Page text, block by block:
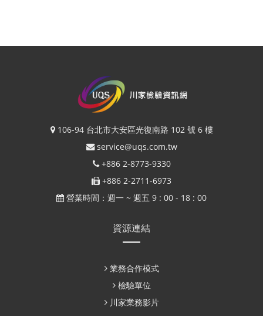
106-94 台北市大安區光復南路 102 號 6 樓
service@uqs.com.tw
+886 2-8773-9330
+886 2-2711-6973
營業時間：週一 ~ 週五 9 : 00 - 18 : 00
資源連結
業務合作模式
檢驗單位
川家業務影片